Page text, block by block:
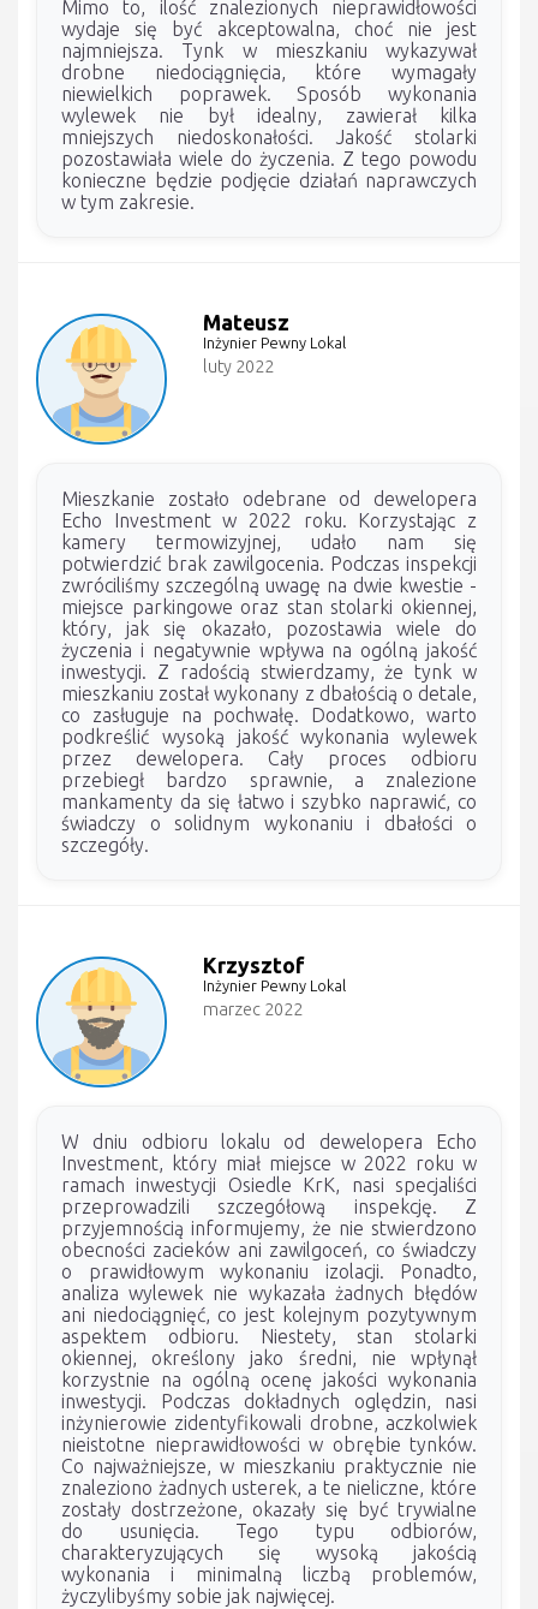
Mimo to, ilość znalezionych nieprawidłowości
wydaje się być akceptowalna, choć nie jest
najmniejsza. Tynk w mieszkaniu wykazywał
drobne niedociągnięcia, które wymagały
niewielkich poprawek. Sposób wykonania
wylewek nie był idealny, zawierał kilka
mniejszych niedoskonałości. Jakość stolarki
pozostawiała wiele do życzenia. Z tego powodu
konieczne będzie podjęcie działań naprawczych
w tym zakresie.
Mateusz
Inżynier Pewny Lokal
luty 2022
Mieszkanie zostało odebrane od dewelopera
Echo Investment w 2022 roku. Korzystając z
kamery termowizyjnej, udało nam się
potwierdzić brak zawilgocenia. Podczas inspekcji
zwróciliśmy szczególną uwagę na dwie kwestie -
miejsce parkingowe oraz stan stolarki okiennej,
który, jak się okazało, pozostawia wiele do
życzenia i negatywnie wpływa na ogólną jakość
inwestycji. Z radością stwierdzamy, że tynk w
mieszkaniu został wykonany z dbałością o detale,
co zasługuje na pochwałę. Dodatkowo, warto
podkreślić wysoką jakość wykonania wylewek
przez dewelopera. Cały proces odbioru
przebiegł bardzo sprawnie, a znalezione
mankamenty da się łatwo i szybko naprawić, co
świadczy o solidnym wykonaniu i dbałości o
szczegóły.
Krzysztof
Inżynier Pewny Lokal
marzec 2022
W dniu odbioru lokalu od dewelopera Echo
Investment, który miał miejsce w 2022 roku w
ramach inwestycji Osiedle KrK, nasi specjaliści
przeprowadzili szczegółową inspekcję. Z
przyjemnością informujemy, że nie stwierdzono
obecności zacieków ani zawilgoceń, co świadczy
o prawidłowym wykonaniu izolacji. Ponadto,
analiza wylewek nie wykazała żadnych błędów
ani niedociągnięć, co jest kolejnym pozytywnym
aspektem odbioru. Niestety, stan stolarki
okiennej, określony jako średni, nie wpłynął
korzystnie na ogólną ocenę jakości wykonania
inwestycji. Podczas dokładnych oględzin, nasi
inżynierowie zidentyfikowali drobne, aczkolwiek
nieistotne nieprawidłowości w obrębie tynków.
Co najważniejsze, w mieszkaniu praktycznie nie
znaleziono żadnych usterek, a te nieliczne, które
zostały dostrzeżone, okazały się być trywialne
do usunięcia. Tego typu odbiorów,
charakteryzujących się wysoką jakością
wykonania i minimalną liczbą problemów,
życzylibyśmy sobie jak najwięcej.